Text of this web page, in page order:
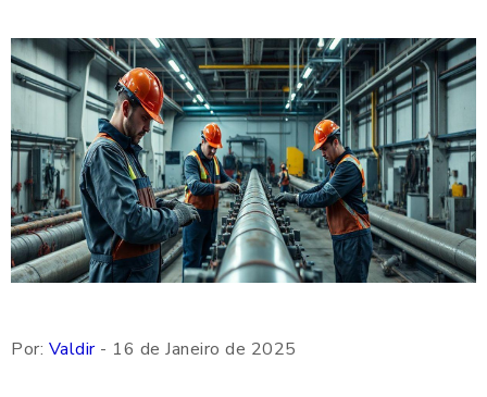
Por: Valdir- 16 de Janeiro de 2025